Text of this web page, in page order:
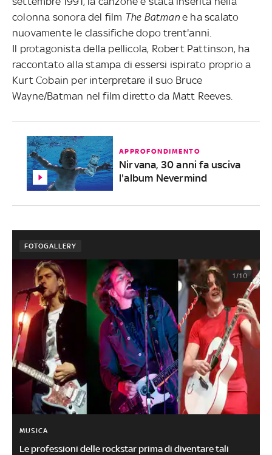
colonna sonora del film The Batmane ha scalato
nuovamente le classifiche dopo trent'anni.
Il protagonista della pellicola, Robert Pattinson, ha
raccontato alla stampa di essersi ispirato proprio a
Kurt Cobain per interpretare il suo Bruce
Wayne/Batman nel film diretto da Matt Reeves.
APPROFONDIMENTO
Nirvana, 30 anni fa usciva
l'album Nevermind
FOTOGALLERY
1/10
MUSICA
Le professioni delle rockstar prima di diventare tali